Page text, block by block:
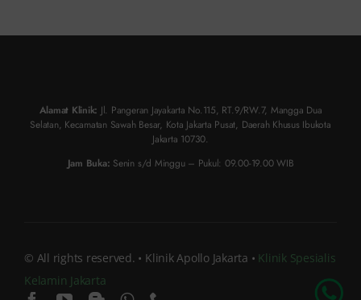
Alamat Klinik: Jl. Pangeran Jayakarta No.115, RT.9/RW.7, Mangga Dua
Selatan, Kecamatan Sawah Besar, Kota Jakarta Pusat, Daerah Khusus Ibukota
Jakarta 10730.
Jam Buka: Senin s/d Minggu – Pukul: 09.00-19.00 WIB
© All rights reserved. • Klinik Apollo Jakarta • Klinik Spesialis
Kelamin Jakarta